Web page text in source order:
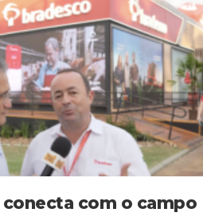
com o campo